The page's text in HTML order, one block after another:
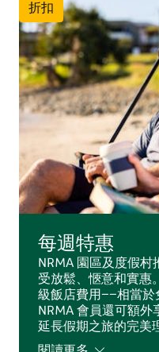
折扣
每週特惠
NRMA 園區及度假
受放鬆、愜意和實惠
級飯店費用——相當於
NRMA 會員還可額外
延長假期之旅的完美